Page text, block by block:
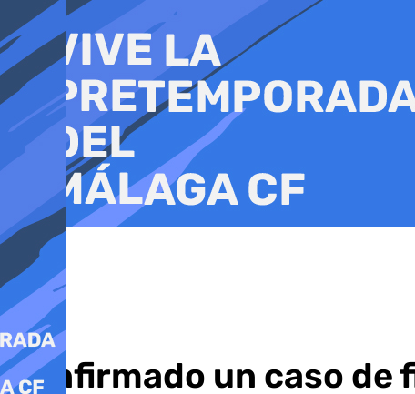
al
contenido
Confirmado un caso de